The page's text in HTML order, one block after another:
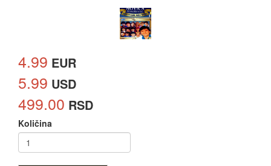
4.99 EUR
5.99 USD
499.00 RSD
Količina